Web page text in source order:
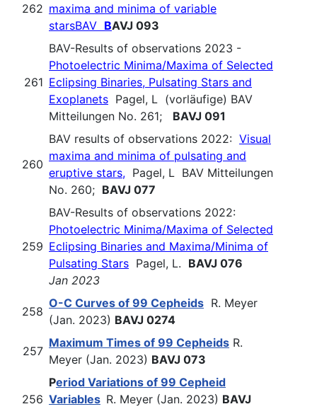
262 maxima and minima of variable
starsBAV BAVJ 093
261
BAV-Results of observations 2023 -
Photoelectric Minima/Maxima of Selected
Eclipsing Binaries, Pulsating Stars and
Exoplanets Pagel, L (vorläufige) BAV
Mitteilungen No. 261; BAVJ 091
260
BAV results of observations 2022: Visual
maxima and minima of pulsating and
eruptive stars, Pagel, L BAV Mitteilungen
No. 260; BAVJ 077
259
BAV-Results of observations 2022:
Photoelectric Minima/Maxima of Selected
Eclipsing Binaries and Maxima/Minima of
Pulsating Stars Pagel, L. BAVJ 076
Jan 2023
258
O-C Curves of 99 Cepheids R. Meyer
(Jan. 2023) BAVJ 0274
257
Maximum Times of 99 Cepheids R.
Meyer (Jan. 2023) BAVJ 073
256
Period Variations of 99 Cepheid
Variables R. Meyer (Jan. 2023) BAVJ